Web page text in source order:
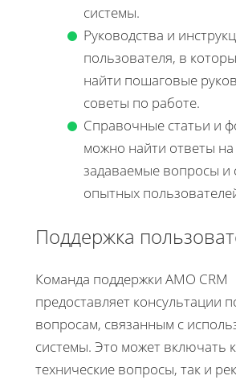
системы.
Руководства и
пользователя, в
найти пошаговые
советы по работе.
Справочные статьи и
можно найти ответы на
задаваемые вопросы и
опытных
Поддержка
Команда поддержки AMO CRM
предоставляет консультации
вопросам, связанным с
системы. Это может включать
технические вопросы, так и